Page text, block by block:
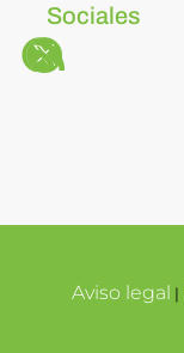
Sociales
Aviso legal |